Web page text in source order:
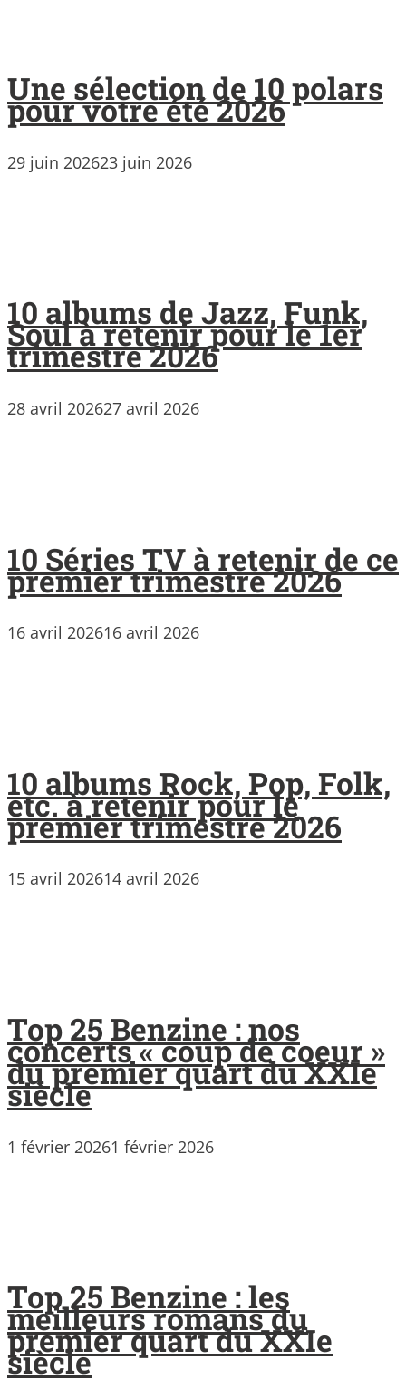
Une sélection de 10 polars
pour votre été 2026
29 juin 202623 juin 2026
10 albums de Jazz, Funk,
Soul à retenir pour le 1er
trimestre 2026
28 avril 202627 avril 2026
10 Séries TV à retenir de ce
premier trimestre 2026
16 avril 202616 avril 2026
10 albums Rock, Pop, Folk,
etc. à retenir pour le
premier trimestre 2026
15 avril 202614 avril 2026
Top 25 Benzine : nos
concerts « coup de coeur »
du premier quart du XXIe
siècle
1 février 20261 février 2026
Top 25 Benzine : les
meilleurs romans du
premier quart du XXIe
siècle